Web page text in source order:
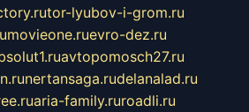
tor-lyubov-i-grom.ru
movieone.ruevro-dez.ru
avtopomosch27.ru
nertansaga.rudelanalad.ru
aria-family.ruroadli.ru